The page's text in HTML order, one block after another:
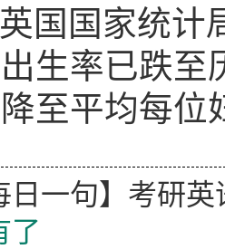
英国国家统
生率已跌至
至平均每位
日一句】考研
了